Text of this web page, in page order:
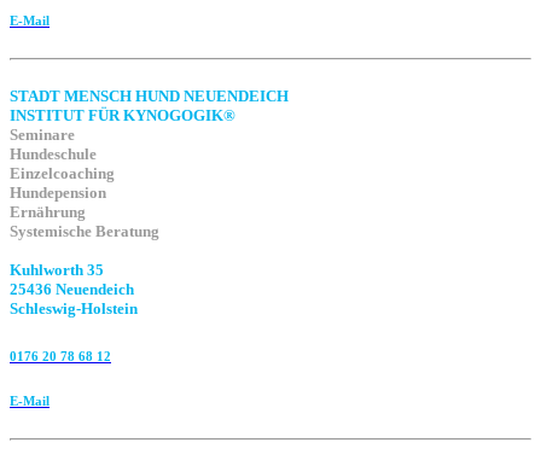
E-Mail
STADT MENSCH HUND NEUENDEICH
INSTITUT FÜR KYNOGOGIK®
Seminare
Hundeschule
Einzelcoaching
Hundepension
Ernährung
Systemische Beratung
Kuhlworth 35
25436 Neuendeich
Schleswig-Holstein
0176 20 78 68 12
E-Mail